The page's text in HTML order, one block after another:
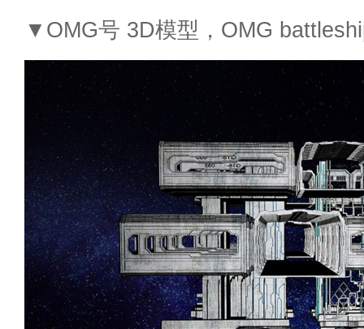
▼OMG号 3D模型，OMG